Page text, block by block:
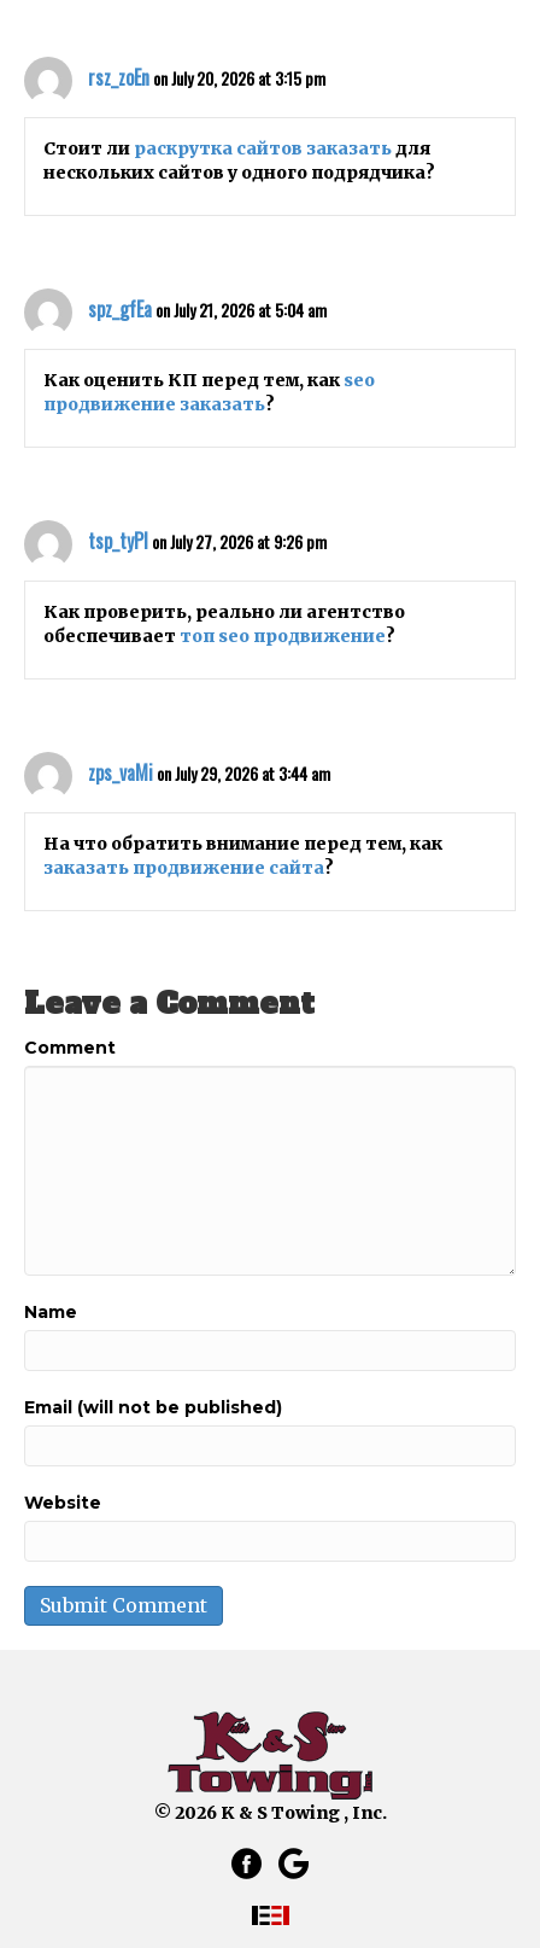
rsz_zoEnon July 20, 2026 at 3:15 pm
Стоит ли раскрутка сайтов заказатьдля
нескольких сайтов у одного подрядчика?
spz_gfEaon July 21, 2026 at 5:04 am
Как оценить КП перед тем, какseo
продвижение заказать?
tsp_tyPlon July 27, 2026 at 9:26 pm
Как проверить, реально ли агентство
обеспечивает топ seo продвижение?
zps_vaMion July 29, 2026 at 3:44 am
На что обратить внимание перед тем, как
заказать продвижение сайта?
Leave a Comment
Comment
Name
Email (will not be published)
Website
© 2026 K & S Towing , Inc.
facebook link that opens in a